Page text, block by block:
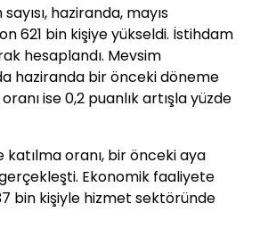
haziranda, mayıs
621 bin kişiye yükseldi. İstihdam
hesaplandı. Mevsim
haziranda bir önceki döneme
ise 0,2 puanlık artışla yüzde
katılma oranı, bir önceki aya
Ekonomik faaliyete
bin kişiyle hizmet sektöründe